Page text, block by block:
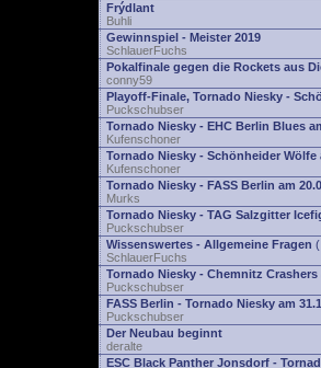
Frýdlant
Buhli
Gewinnspiel - Meister 2019
SchlauerFuchs
Pokalfinale gegen die Rockets aus
conny59
Playoff-Finale, Tornado Niesky -
Puckschubser
Tornado Niesky - EHC Berlin Blues
Kufenschoner
Tornado Niesky - Schönheider Wölfe
Kufenschoner
Tornado Niesky - FASS Berlin am
Murks
Tornado Niesky - TAG Salzgitter
Puckschubser
Wissenswertes - Allgemeine Fragen (
SchlauerFuchs
Tornado Niesky - Chemnitz Crashers
Puckschubser
FASS Berlin - Tornado Niesky am
Puckschubser
Der Neubau beginnt
deralte
ESC Black Panther Jonsdorf -